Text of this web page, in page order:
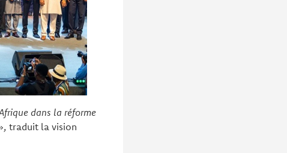
dans la réforme
traduit la vision